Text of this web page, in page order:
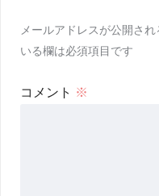
メールアドレスが公開され
いる欄は必須項目です
コメント ※